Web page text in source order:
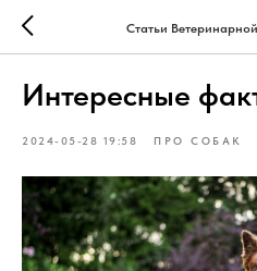
Статьи
Интересные
2024-05-28 19:58 ПРО СОБАК